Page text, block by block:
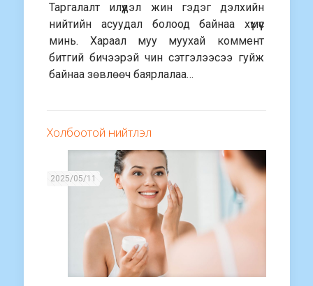
Таргалалт илүүдэл жин гэдэг дэлхийн
нийтийн асуудал болоод байнаа хүмүүс
минь. Хараал муу муухай коммент
битгий бичээрэй чин сэтгэлээсээ гуйж
байнаа зөвлөөч баярлалаа…
Холбоотой нийтлэл
2025/05/11